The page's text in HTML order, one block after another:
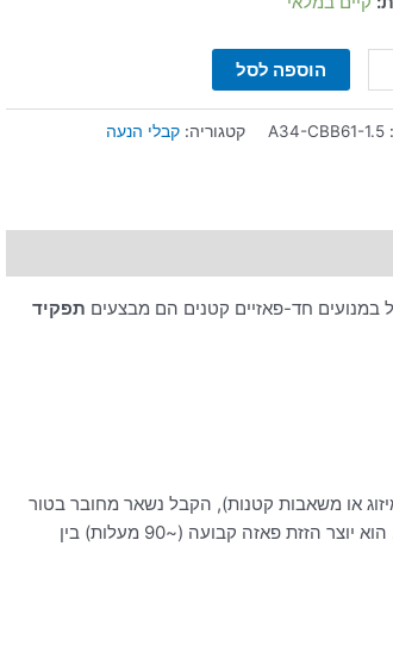
הוספה לסל
A34-CBB61-1.5 קטגוריה: קבלי הנעה
תפקיד
או משאבות קטנות), הקבל נשאר מחובר בטור
הוא יוצר הזזת פאזה קבועה (~90 מעלות) בין